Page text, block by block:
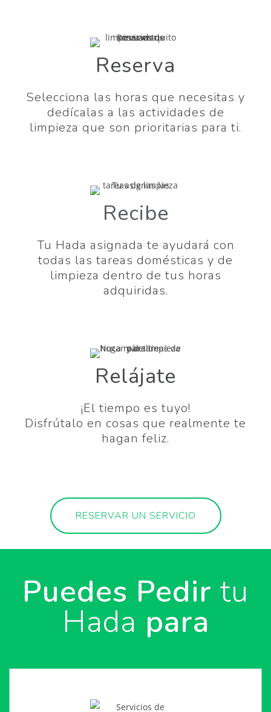
Reserva
Selecciona las horas que necesitas y
dedícalas a las actividades de
limpieza que son prioritarias para ti.
Recibe
Tu Hada asignada te ayudará con
todas las tareas domésticas y de
limpieza dentro de tus horas
adquiridas.
Relájate
¡El tiempo es tuyo!
Disfrútalo en cosas que realmente te
hagan feliz.
RESERVAR UN SERVICIO
Puedes Pedir tu
Hada para